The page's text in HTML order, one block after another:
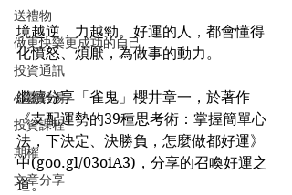
送禮物
做更快樂更成功的自己
投資通訊
心靈雞湯
投資課程
期權
文章分享
境越逆，力越勁。好運的人，都會懂得
化憤怒、煩厭，為做事的動力。
繼續分享「雀鬼」櫻井章一，於著作
《支配運勢的39種思考術：掌握簡單心
法，下決定、決勝負，怎麼做都好運》
中(goo.gl/03oiA3)，分享的召喚好運之
道。